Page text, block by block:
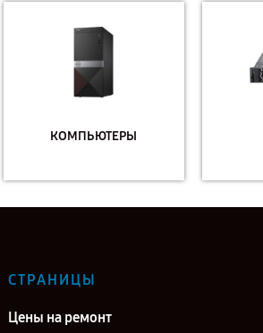
КОМПЬЮТЕРЫ
СТРАНИЦЫ
Цены на ремонт